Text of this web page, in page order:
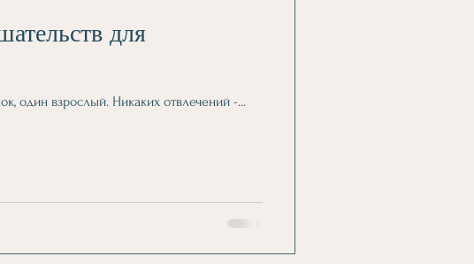
для
один взрослый. Никаких отвлечений -...